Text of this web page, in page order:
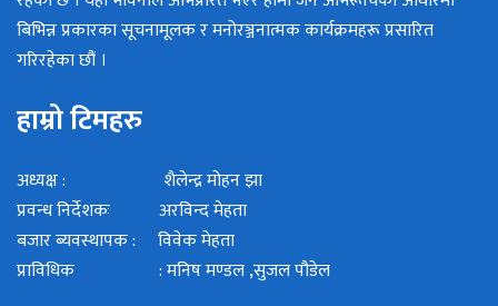
बिभिन्न प्रकारका सूचनामूलक र मनोरञ्जनात्मक कार्यक्रमहरू प्रसारित
गरिरहेका छौं ।
हाम्रो टिमहरु
अध्यक्ष : शैलेन्द्र मोहन झा
प्रवन्ध निर्देशकः अरविन्द मेहता
बजार ब्यवस्थापक : विवेक मेहता
प्राविधिक : मनिष मण्डल ,सुजल पौडेल